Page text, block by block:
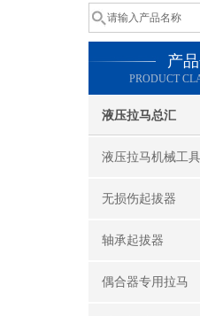
产
PRODUCT
液压拉马总汇
液压拉马机械工
无损伤起拔器
轴承起拔器
偶合器专用拉马